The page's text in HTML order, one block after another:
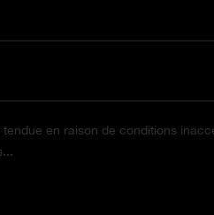
en raison de conditions